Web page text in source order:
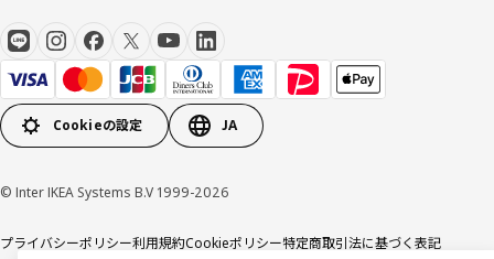
Cookieの設定 JA
© Inter IKEA Systems B.V 1999-2026
プライバシーポリシー利用規約Cookieポリシー特定商取引法に基づく表記